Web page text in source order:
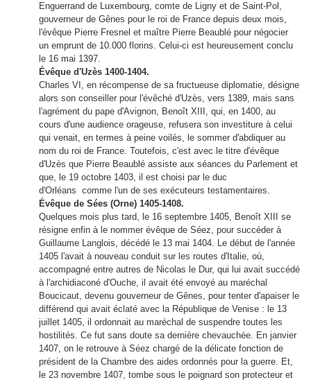
Enguerrand de Luxembourg, comte de Ligny et de Saint-Pol,
gouverneur de Gênes pour le roi de France depuis deux mois,
l'évêque Pierre Fresnel et maître Pierre Beaublé pour négocier
un emprunt de 10.000 florins. Celui-ci est heureusement conclu
le 16 mai 1397.
Évêque d'Uzès 1400-1404.
Charles VI, en récompense de sa fructueuse diplomatie, désigne
alors son conseiller pour l'évêché d'Uzès, vers 1389, mais sans
l'agrément du pape d'Avignon, Benoît XIII, qui, en 1400, au
cours d'une audience orageuse, refusera son investiture à celui
qui venait, en termes à peine voilés, le sommer d'abdiquer au
nom du roi de France. Toutefois, c'est avec le titre d'évêque
d'Uzès que Pierre Beaublé assiste aux séances du Parlement et
que, le 19 octobre 1403, il est choisi par le duc
d'Orléans comme l'un de ses exécuteurs testamentaires.
Évêque de Sées (Orne) 1405-1408.
Quelques mois plus tard, le 16 septembre 1405, Benoît XIII se
résigne enfin à le nommer évêque de Séez, pour succéder à
Guillaume Langlois, décédé le 13 mai 1404. Le début de l'année
1405 l'avait à nouveau conduit sur les routes d'Italie, où,
accompagné entre autres de Nicolas le Dur, qui lui avait succédé
à l'archidiaconé d'Ouche, il avait été envoyé au maréchal
Boucicaut, devenu gouverneur de Gênes, pour tenter d'apaiser le
différend qui avait éclaté avec la République de Venise : le 13
juillet 1405, il ordonnait au maréchal de suspendre toutes les
hostilités. Ce fut sans doute sa dernière chevauchée. En janvier
1407, on le retrouve à Séez chargé de la délicate fonction de
président de la Chambre des aides ordonnés pour la guerre. Et,
le 23 novembre 1407, tombe sous le poignard son protecteur et